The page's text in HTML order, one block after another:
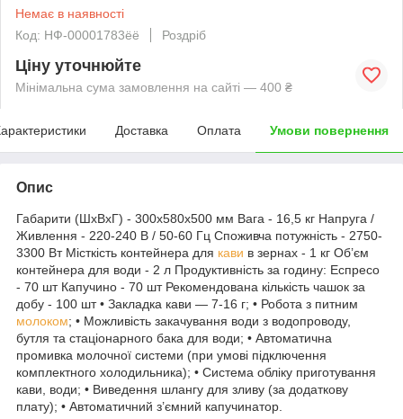
Немає в наявності
Код: НФ-00001783ёё
Роздріб
Ціну уточнюйте
Мінімальна сума замовлення на сайті — 400 ₴
Доставка Оплата Умови повернення
Опис
Габарити (ШхВхГ) - 300х580х500 мм Вага - 16,5 кг Напруга /
Живлення - 220-240 В / 50-60 Гц Споживча потужність - 2750-
3300 Вт Місткість контейнера для кави в зернах - 1 кг Об’єм
контейнера для води - 2 л Продуктивність за годину: Еспресо
- 70 шт Капучино - 70 шт Рекомендована кількість чашок за
добу - 100 шт • Закладка кави — 7-16 г; • Робота з питним
молоком; • Можливість закачування води з водопроводу,
бутля та стаціонарного бака для води; • Автоматична
промивка молочної системи (при умові підключення
комплектного холодильника); • Система обліку приготування
кави, води; • Виведення шлангу для зливу (за додаткову
плату); • Автоматичний з’ємний капучинатор.